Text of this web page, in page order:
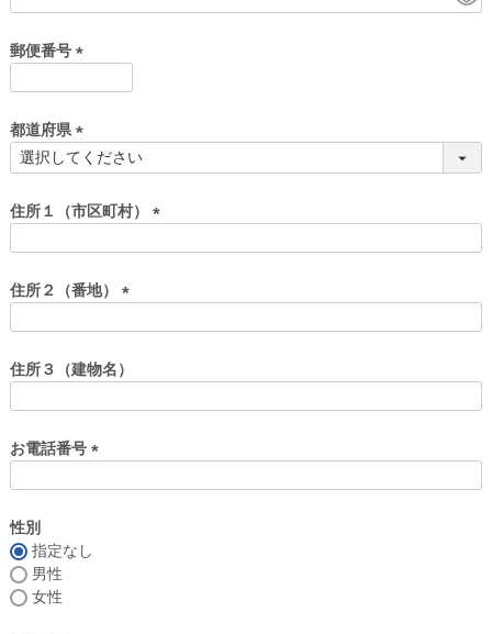
)
郵便番号
須
)
都道府県
(
須
)
住所１（市区町村）
)
住所２（番地）
須
)
住所３（建物名）
お電話番号
性別
指定なし
男性
女性